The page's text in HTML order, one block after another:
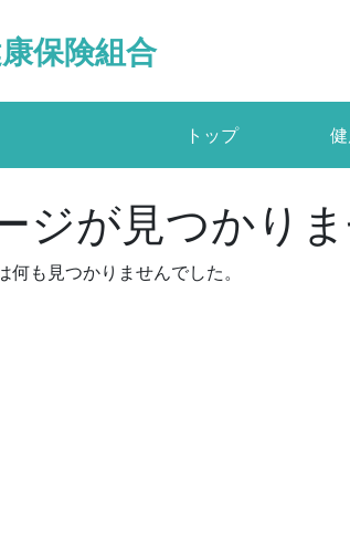
保険組合
トップ
ジが見つかりま
何も見つかりませんでした。